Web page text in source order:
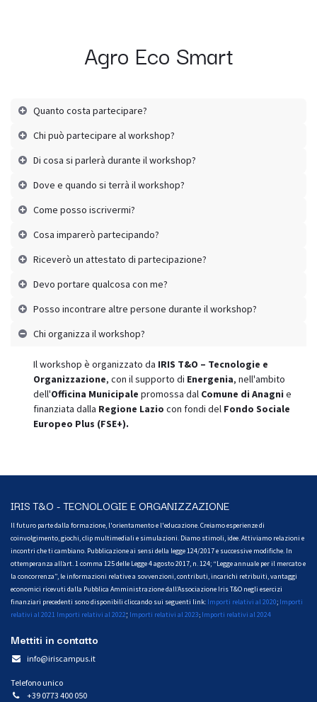
Agro Eco Smart
Quanto costa partecipare?
Chi può partecipare al workshop?
Di cosa si parlerà durante il workshop?
Dove e quando si terrà il workshop?
Come posso iscrivermi?
Cosa imparerò partecipando?
Riceverò un attestato di partecipazione?
Devo portare qualcosa con me?
Posso incontrare altre persone durante il workshop?
Chi organizza il workshop?
Il workshop è organizzato da IRIS T&O – Tecnologie e
Organizzazione, con il supporto di Energenia, nell'ambito
dell'Officina Municipale promossa dal Comune di Anagni e
finanziata dalla Regione Lazio con fondi del Fondo Sociale
Europeo Plus (FSE+).
IRIS T&O - TECNOLOGIE E ORGANIZZAZIONE
Il futuro parte dalla formazione, l'orientamento e l'educazione. Creiamo esperienze di
coinvolgimento, giochi, clip multimediali e simulazioni. Diamo stimoli, idee. Attiviamo relazioni e
incontri che ti cambiano. Pubblicazione ai sensi della legge 124/2017 e successive modifiche. In
ottemperanza all’art. 1 comma 125 delle Legge 4 agosto 2017, n. 124; “Legge annuale per il mercato e
la concorrenza”, le informazioni relative a sovvenzioni, contributi, incarichi retribuiti, vantaggi
economici ricevuti dalla Pubblica Amministrazione dall’Associazione Iris T&O negli esercizi
finanziari precedenti sono disponibili cliccando sui seguenti link: Importi relativi al 2020; Importi
relativi al 2021 Importi relativi al 2022; Importi relativi al 2023; Importi relativi al 2024
Mettiti in contatto
info@iriscampus.it
Telefono unico
+39 0773 400 050